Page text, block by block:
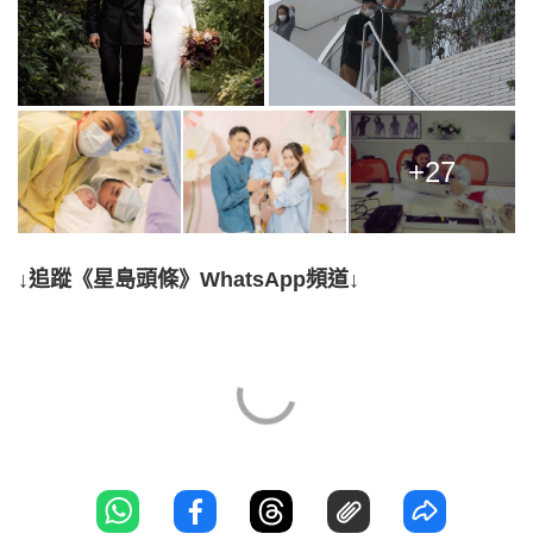
+27
↓追蹤《星島頭條》WhatsApp頻道↓